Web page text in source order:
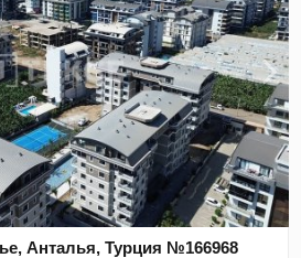
Анталья, Турция №166968